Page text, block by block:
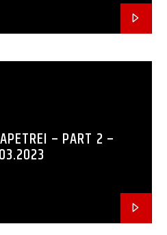
– PART 2 –